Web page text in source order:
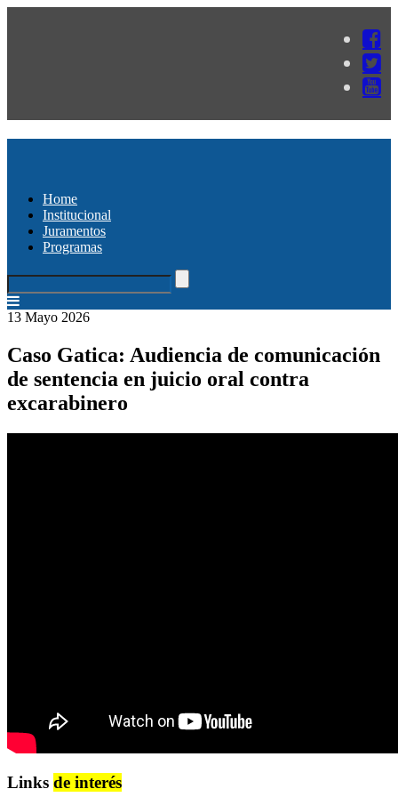
Home
Institucional
Juramentos
Programas
13 Mayo 2026
Caso Gatica: Audiencia de comunicación
de sentencia en juicio oral contra
excarabinero
Links de interés